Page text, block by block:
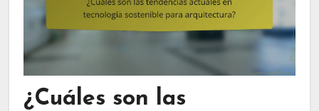
¿Cuáles son las